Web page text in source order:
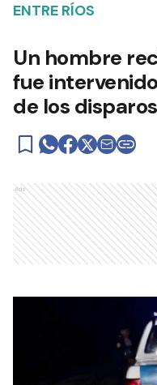
ENTRE RÍOS
Un hombre
fue
de los disparos
Ads